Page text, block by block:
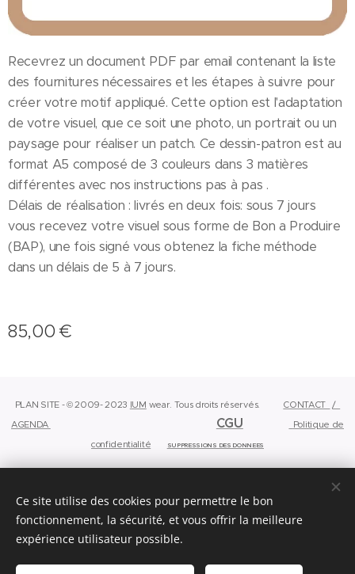
Recevrez un document PDF par email contenant la liste
des fournitures nécessaires et les étapes à suivre pour
créer votre motif appliqué. Cette option est l'adaptation
de votre visuel, que ce soit une photo, un portrait ou un
paysage pour réaliser un patch. Ce dessin-patron est au
format A5 composé de 3 couleurs dans 3 matières
différentes avec nos instructions pas à pas .
Délais de réalisation : livrés en deux fois: sous 7 jours
vous recevez votre visuel sous forme de Bon a Produire
(BAP), une fois signé vous obtenez la fiche méthode
dans un délais de 5 à 7 jours.
85,00 €
PLAN SITE - © 2009- 2023 IUM wear. Tous droits réservés. CONTACT /
AGENDA
CGU
Politique de
confidentialité
SUPPRESSIONS DES DONNEES
Powered byWebnode Cookies
Langues
Ce site utilise des cookies pour permettre le bon
fonctionnement, la sécurité, et vous offrir la meilleure
expérience utilisateur possible.